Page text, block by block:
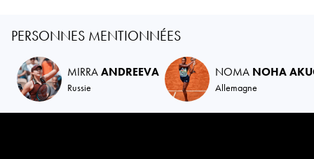
PERSONNES MENTIONNÉES
MIRRAANDREEVA
Russie
NOMA NOHA
Allemagne